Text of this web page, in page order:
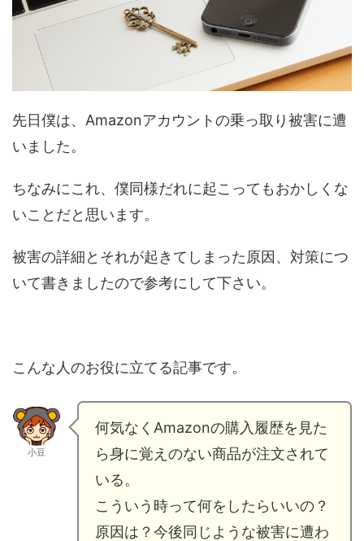
先日僕は、Amazonアカウントの乗っ取り被害に遭
いました。
ちなみにこれ、僕同様だれに起こってもおかしくな
いことだと思います。
被害の詳細とそれが起きてしまった原因、対策につ
いて書きましたので参考にして下さい。
こんな人のお役に立てる記事です。
小豆
何気なくAmazonの購入履歴を見た
ら身に覚えのない商品が注文されて
いる。
こういう時って何をしたらいいの？
原因は？今後同じような被害に遭わ